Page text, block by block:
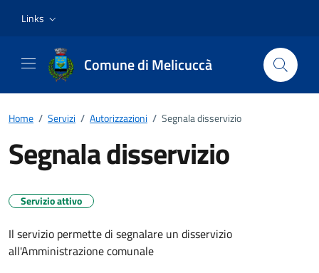
Links
Comune di Melicuccà
Home / Servizi / Autorizzazioni / Segnala disservizio
Segnala disservizio
Servizio attivo
Il servizio permette di segnalare un disservizio
all'Amministrazione comunale